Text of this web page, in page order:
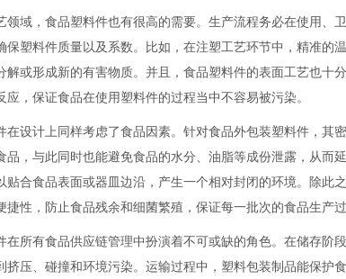
领域，食品塑料件也有很高的需要。生产流程务必在使用
保塑料件质量以及系数。比如，在注塑工艺环节中，精准的
解或形成新的有害物质。并且，食品塑料件的表面工艺也
应，保证食品在使用塑料件的过程当中不容易被污染。
在设计上同样考虑了食品因素。针对食品外包装塑料件，
品，与此同时也能避免食品的水分、油脂等成份泄露，从
贴合食品表面或器皿边沿，产生一个相对封闭的环境。除
捷性，防止食品残余和细菌繁殖，保证每一批次的食品生产过
在所有食品供应链管理中扮演着不可或缺的角色。在储存
挤压、碰撞和环境污染。运输过程中，塑料包装制品能保